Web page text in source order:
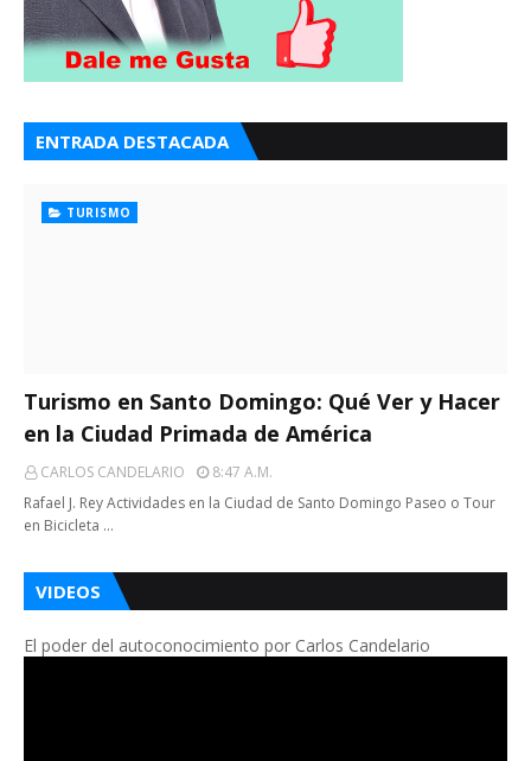
ENTRADA DESTACADA
TURISMO
Turismo en Santo Domingo: Qué Ver y Hacer
en la Ciudad Primada de América
CARLOS CANDELARIO
8:47 A.m.
Rafael J. Rey Actividades en la Ciudad de Santo Domingo Paseo o Tour
en Bicicleta …
VIDEOS
El poder del autoconocimiento por Carlos Candelario